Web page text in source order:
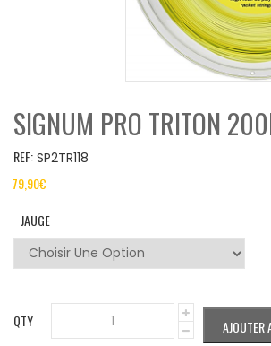
SIGNUM PRO TRITON
REF: SP2TR118
79,90€
JAUGE
QTY AJOUTER